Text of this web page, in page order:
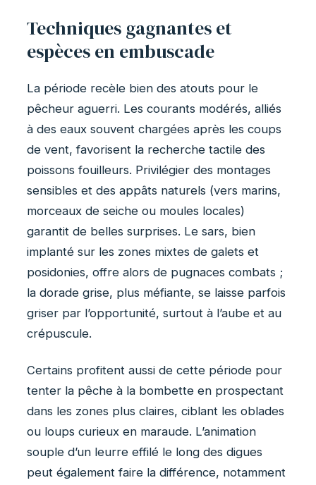
Techniques gagnantes et
espèces en embuscade
La période recèle bien des atouts pour le
pêcheur aguerri. Les courants modérés, alliés
à des eaux souvent chargées après les coups
de vent, favorisent la recherche tactile des
poissons fouilleurs. Privilégier des montages
sensibles et des appâts naturels (vers marins,
morceaux de seiche ou moules locales)
garantit de belles surprises. Le sars, bien
implanté sur les zones mixtes de galets et
posidonies, offre alors de pugnaces combats ;
la dorade grise, plus méfiante, se laisse parfois
griser par l’opportunité, surtout à l’aube et au
crépuscule.
Certains profitent aussi de cette période pour
tenter la pêche à la bombette en prospectant
dans les zones plus claires, ciblant les oblades
ou loups curieux en maraude. L’animation
souple d’un leurre effilé le long des digues
peut également faire la différence, notamment